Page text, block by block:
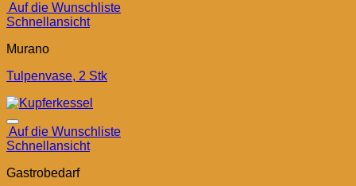
Auf die Wunschliste
Schnellansicht
Murano
Tulpenvase, 2 Stk
Auf die Wunschliste
Schnellansicht
Gastrobedarf